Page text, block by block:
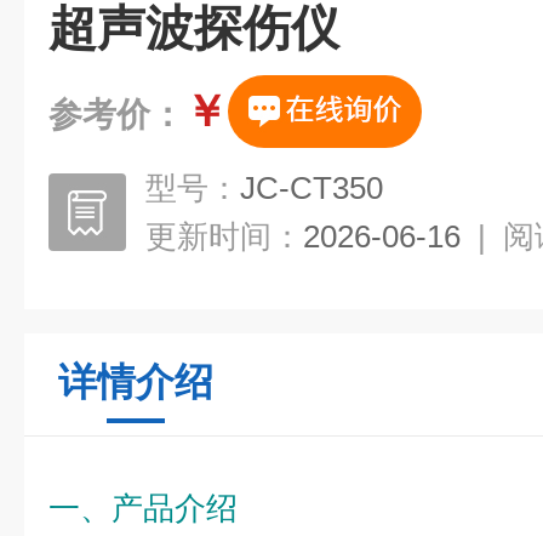
超声波探伤仪
参考价： ￥
型号： JC-CT350
更新时间： 2026-06-16 | 阅
详情介绍
一、产品介绍